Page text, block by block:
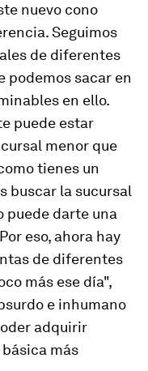
nuevo cono
Seguimos
de diferentes
podemos sacar en
en ello.
puede estar
menor que
tienes un
buscar la sucursal
puede darte una
eso, ahora hay
de diferentes
más ese día",
e inhumano
adquirir
más